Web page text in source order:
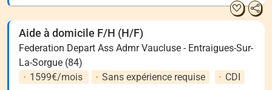
Aide à domicile F/H (H/F)
Federation Depart Ass Admr Vaucluse - Entraigues-Sur-
La-Sorgue (84)
1599€/mois
Sans expérience requise CDI